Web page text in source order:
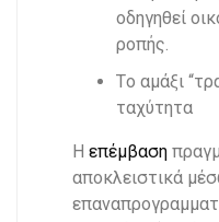
οδηγηθεί
ροπής.
Tο αμάξι
ταχύτητα
Η επέμβαση
αποκλειστικά